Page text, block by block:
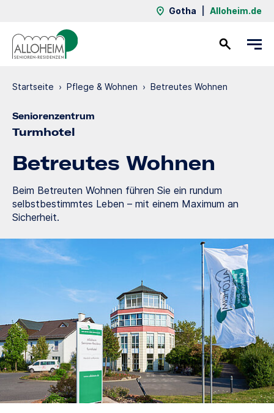
Gotha Alloheim.de
Startseite › Pflege & Wohnen › Betreutes Wohnen
Seniorenzentrum
Turmhotel
Betreutes Wohnen
Beim Betreuten Wohnen führen Sie ein rundum
selbstbestimmtes Leben – mit einem Maximum an
Sicherheit.